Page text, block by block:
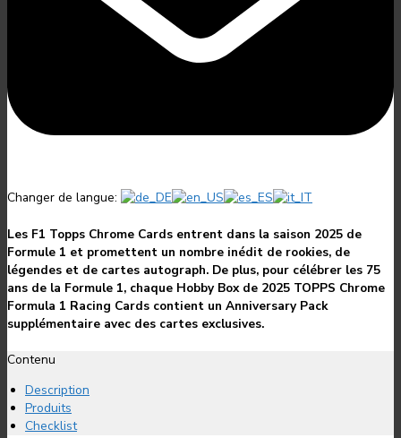
Changer de langue:
Les F1 Topps Chrome Cards entrent dans la saison 2025 de
Formule 1 et promettent un nombre inédit de rookies, de
légendes et de cartes autograph. De plus, pour célébrer les 75
ans de la Formule 1, chaque Hobby Box de 2025 TOPPS Chrome
Formula 1 Racing Cards contient un Anniversary Pack
supplémentaire avec des cartes exclusives.
Contenu
Description
Produits
Checklist